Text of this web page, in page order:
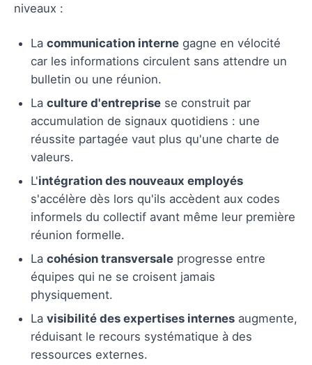
niveaux :
La communication interne gagne en vélocité
car les informations circulent sans attendre un
bulletin ou une réunion.
La culture d'entreprise se construit par
accumulation de signaux quotidiens : une
réussite partagée vaut plus qu'une charte de
valeurs.
L'intégration des nouveaux employés
s'accélère dès lors qu'ils accèdent aux codes
informels du collectif avant même leur première
réunion formelle.
La cohésion transversale progresse entre
équipes qui ne se croisent jamais
physiquement.
La visibilité des expertises internes augmente,
réduisant le recours systématique à des
ressources externes.